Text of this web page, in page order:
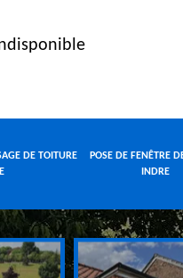
DE TOITURE
POSE DE FENÊTRE
INDRE